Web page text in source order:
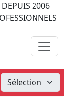
DEPUIS 2006